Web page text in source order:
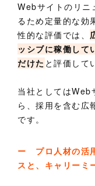
Webサイトのリニ
るため定量的な効
性的な評価では、
ッシブに稼働して
だけた と評価して
当社としてはWeb
ら、採用を含む広
です。
ー プロ人材の活
スと、キャリーミ